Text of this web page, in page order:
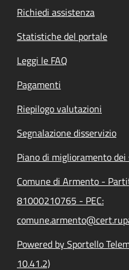
Richiedi assistenza
Statistiche del portale
Leggi le FAQ
Pagamenti
Riepilogo valutazioni
Segnalazione disservizio
Piano di miglioramento dei
Comune di Armento -
81000210765 - PEC:
Powered by Sportello
10.41.2)